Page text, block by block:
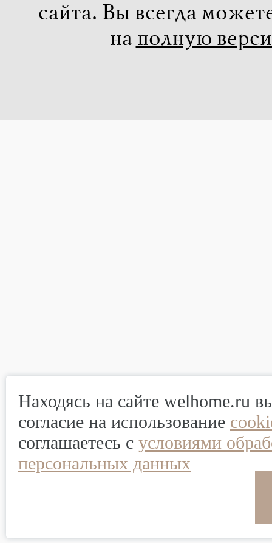
сайта. Вы всегда
на полную
Находясь на сайте welhome.ru
согласие на использование
соглашаетесь с условиями
персональных данных